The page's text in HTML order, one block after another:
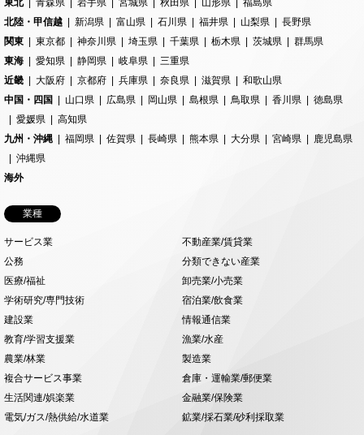
東北
青森県 岩手県 宮城県 秋田県 山形県
福島県
北陸・甲信越
新潟県 富山県 石川県 福井県 山梨県
長野県
関東
東京都 神奈川県 埼玉県 千葉県 栃木県 茨城県
群馬県
東海
愛知県 静岡県 岐阜県
三重県
近畿
大阪府 京都府 兵庫県 奈良県 滋賀県
和歌山県
中国・四国
山口県 広島県 岡山県 島根県 鳥取県 香川県
徳島県
愛媛県
高知県
九州・沖縄
福岡県 佐賀県 長崎県 熊本県 大分県 宮崎県
鹿児島県
沖縄県
海外
業種
サービス業
不動産業/賃貸業
公務
分類できない産業
医療/福祉
卸売業/小売業
学術研究/専門技術
宿泊業/飲食業
建設業
情報通信業
教育/学習支援業
漁業/水産
農業/林業
製造業
複合サービス事業
倉庫・運輸業/郵便業
生活関連/娯楽業
金融業/保険業
電気/ガス/熱供給/水道業
鉱業/採石業/砂利採取業